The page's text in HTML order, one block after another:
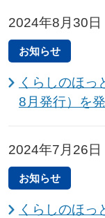
2024年8月30日
お知らせ
くらしのほ
8月発行）を
2024年7月26日
お知らせ
くらしのほ